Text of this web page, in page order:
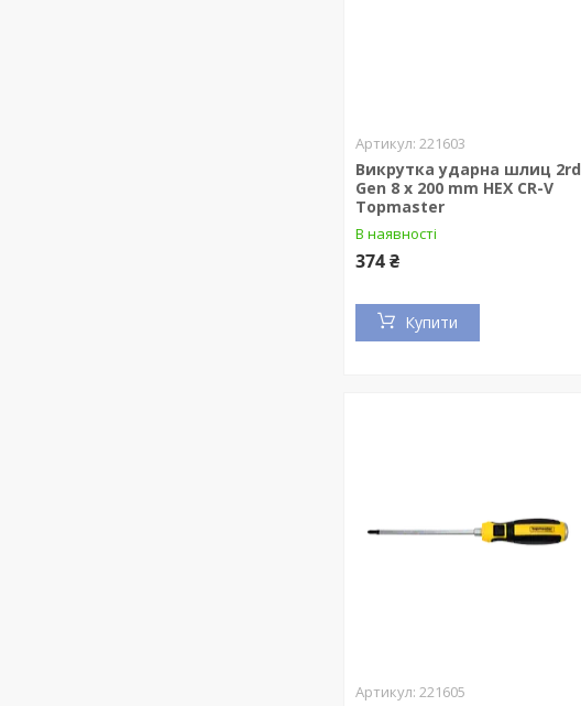
221603
Викрутка ударна шлиц 2rd
Gen 8 x 200 mm HEX CR-V
Topmaster
В наявності
374 ₴
Купити
221605